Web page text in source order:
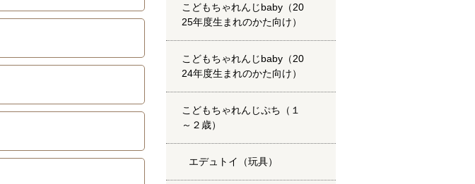
こどもちゃれんじbaby（20
25年度生まれのかた向け）
こどもちゃれんじbaby（20
24年度生まれのかた向け）
こどもちゃれんじぷち（１
～２歳）
エデュトイ（玩具）